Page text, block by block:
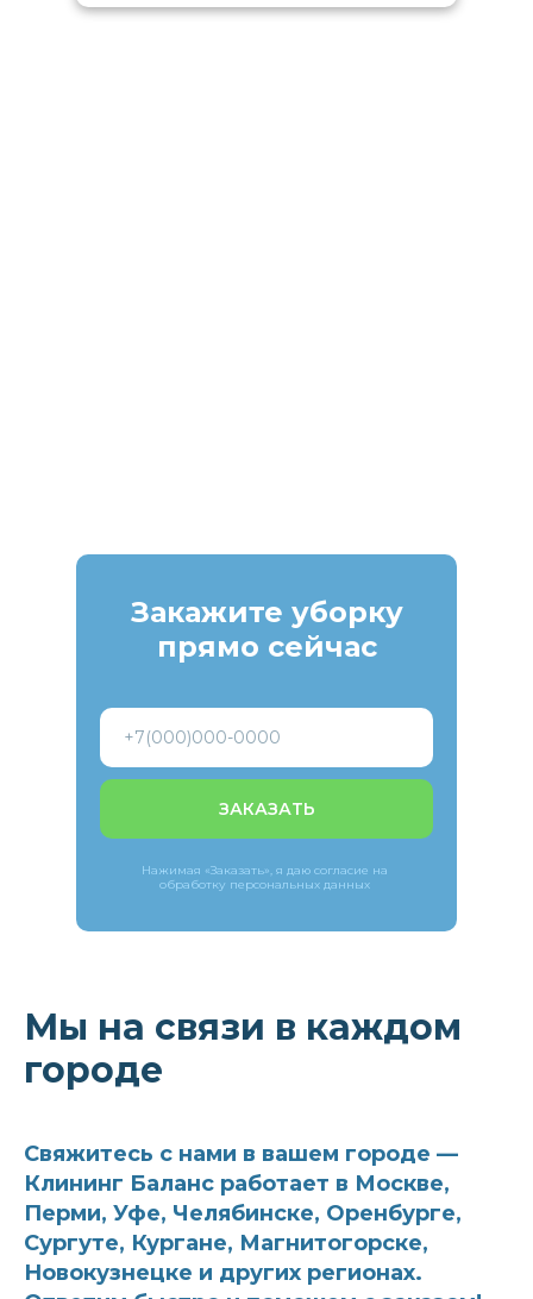
ЗАКАЗАТЬ
Закажите уборку
прямо сейчас
Нажимая «Заказать», я даю согласие на
обработку персональных данных
Мы на связи в каждом
городе
Свяжитесь с нами в вашем городе —
Клининг Баланс работает в Москве,
Перми, Уфе, Челябинске, Оренбурге,
Сургуте, Кургане, Магнитогорске,
Новокузнецке и других регионах.